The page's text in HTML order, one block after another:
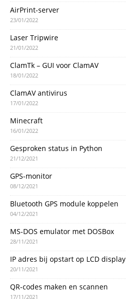
AirPrint-server
23/01/2022
Laser Tripwire
21/01/2022
ClamTk – GUI voor ClamAV
18/01/2022
ClamAV antivirus
17/01/2022
Minecraft
16/01/2022
Gesproken status in Python
21/12/2021
GPS-monitor
08/12/2021
Bluetooth GPS module koppelen
04/12/2021
MS-DOS emulator met DOSBox
28/11/2021
IP adres bij opstart op LCD display
20/11/2021
QR-codes maken en scannen
17/11/2021